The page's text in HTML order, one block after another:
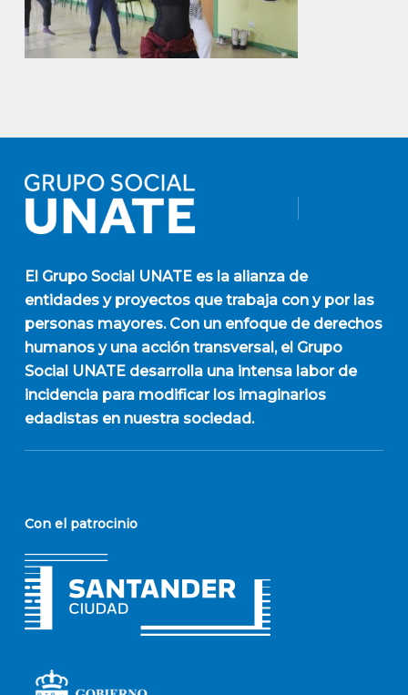
El Grupo Social UNATEes la alianza de
entidades y proyectos que trabaja con y por las
personas mayores. Con un enfoque de derechos
humanos y una acción transversal, el Grupo
Social UNATE desarrolla una intensa labor de
incidencia para modificar los imaginarios
edadistas en nuestra sociedad.
Con el patrocinio